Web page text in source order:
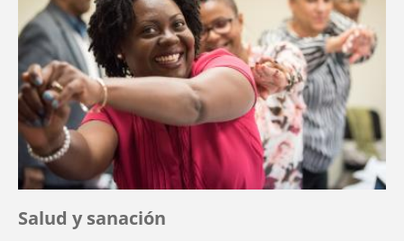
Salud y sanación